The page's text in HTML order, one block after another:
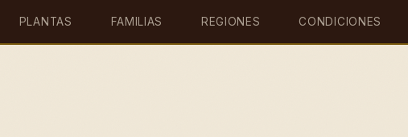
PLANTAS FAMILIAS REGIONES CONDICIONES